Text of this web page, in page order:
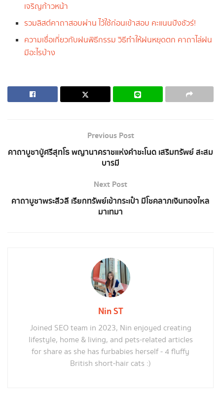
เจริญก้าวหน้า
รวมลิสต์คาถาสอบผ่าน ไว้ใช้ก่อนเข้าสอบ คะแนนปังชัวร์!
ความเชื่อเกี่ยวกับฝนพิธีกรรม วิธีทำให้ฝนหยุดตก คาถาไล่ฝน
มีอะไรบ้าง
Previous Post
คาถาบูชาปู่ศรีสุทโธ พญานาคราชแห่งคำชะโนด เสริมทรัพย์ สะสม
บารมี
Next Post
คาถาบูชาพระสีวลี เรียกทรัพย์เข้ากระเป๋า มีโชคลาภเงินทองไหล
มาเทมา
Nin ST
Joined SEO team in 2023, Nin enjoyed creating
lifestyle, home & living, and pets-related articles
for share as she has furbabies herself - 4 fluffy
British short-hair cats :)